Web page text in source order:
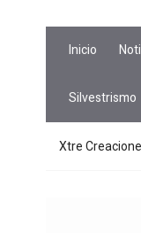
Inicio
Silvestrismo
Xtre